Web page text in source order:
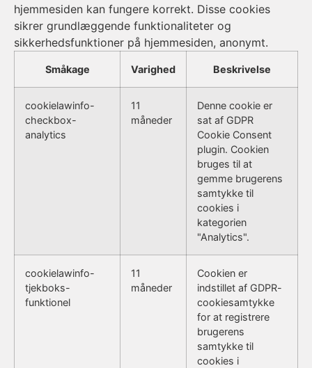
hjemmesiden kan fungere korrekt. Disse cookies
sikrer grundlæggende funktionaliteter og
sikkerhedsfunktioner på hjemmesiden, anonymt.
Småkage Varighed Beskrivelse
cookielawinfo-
checkbox-
analytics
11
måneder
Denne cookie er
sat af GDPR
Cookie Consent
plugin. Cookien
bruges til at
gemme brugerens
samtykke til
cookies i
kategorien
"Analytics".
cookielawinfo-
tjekboks-
funktionel
11
måneder
Cookien er
indstillet af GDPR-
cookiesamtykke
for at registrere
brugerens
samtykke til
cookies i